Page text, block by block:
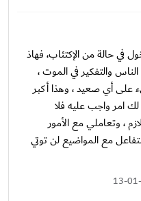
حالة من الإكتئاب، فهاذ
والتفكير في الموت ،
أي صعيد ، وهذا أكبر
امر واجب عليه فلا
، وتعاملي مع الأمور
مع المواضيع لن توتي
13-